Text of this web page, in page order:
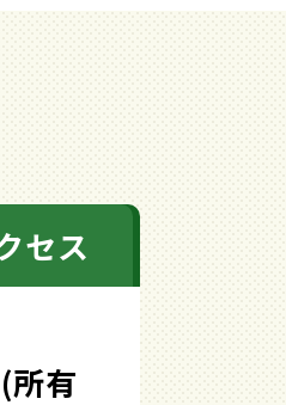
セス
所有